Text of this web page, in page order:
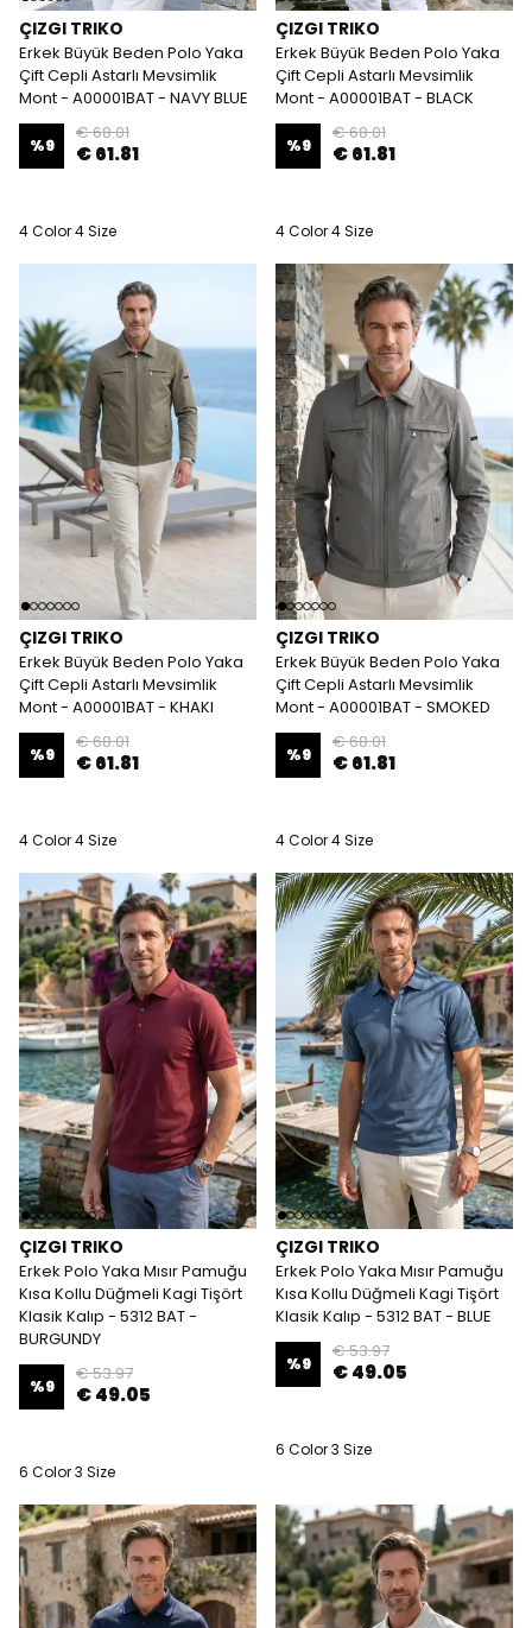
ÇIZGI TRIKO
Erkek Büyük Beden Polo Yaka
Çift Cepli Astarlı Mevsimlik
Mont - A00001BAT - NAVY BLUE
%9
€ 68.01
€ 61.81
4 Color 4 Size
ÇIZGI TRIKO
Erkek Büyük Beden Polo Yaka
Çift Cepli Astarlı Mevsimlik
Mont - A00001BAT - BLACK
%9
€ 68.01
€ 61.81
4 Color 4 Size
ÇIZGI TRIKO
Erkek Büyük Beden Polo Yaka
Çift Cepli Astarlı Mevsimlik
Mont - A00001BAT - KHAKI
%9
€ 68.01
€ 61.81
4 Color 4 Size
ÇIZGI TRIKO
Erkek Büyük Beden Polo Yaka
Çift Cepli Astarlı Mevsimlik
Mont - A00001BAT - SMOKED
%9
€ 68.01
€ 61.81
4 Color 4 Size
ÇIZGI TRIKO
Erkek Polo Yaka Mısır Pamuğu
Kısa Kollu Düğmeli Kagi Tişört
Klasik Kalıp - 5312 BAT -
BURGUNDY
%9
€ 53.97
€ 49.05
6 Color 3 Size
ÇIZGI TRIKO
Erkek Polo Yaka Mısır Pamuğu
Kısa Kollu Düğmeli Kagi Tişört
Klasik Kalıp - 5312 BAT - BLUE
%9
€ 53.97
€ 49.05
6 Color 3 Size